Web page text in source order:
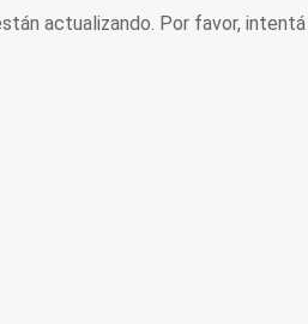
actualizando. Por favor,